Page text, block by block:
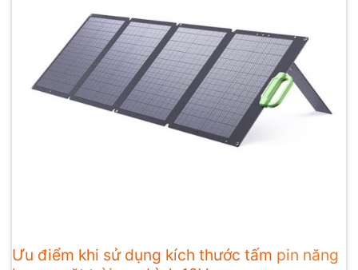
Ưu điểm khi sử dụng kích thước tấm pin năng